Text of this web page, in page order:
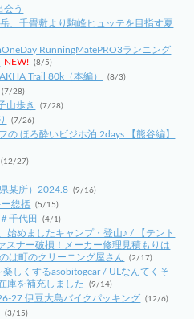
会う
、千畳敷より駒峰ヒュッテを目指す夏
RunningMatePRO3ランニング
NEW! (8/5)
Trail 80k（本編） (8/3)
(7/28)
山歩き (7/28)
(7/26)
の ほろ酔いビジホ泊 2days 【熊谷編】
(12/27)
某所）2024.8 (9/16)
総括 (5/15)
千代田 (4/1)
始めましたキャンプ・登山♪ / 【テント
スナー破損！メーカー修理見積もりは
は町のクリーニング屋さん
(2/17)
しくするasobitogear / ULなんてくそ
庫を補充しました
(9/14)
27 伊豆大島バイクパッキング (12/6)
(3/15)